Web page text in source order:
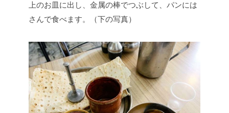
上のお皿に出し、金属の棒でつぶして、パンには
さんで食べます。（下の写真）